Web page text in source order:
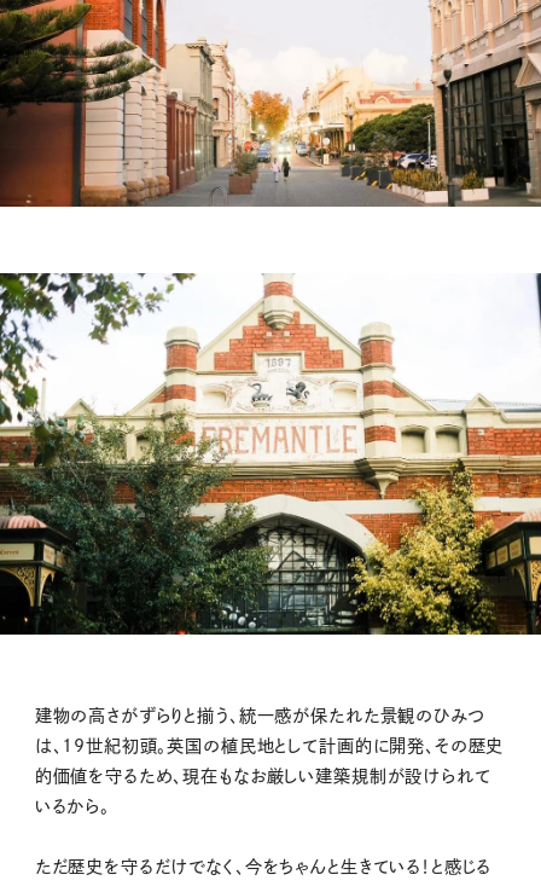
建物の高さがずらりと揃う、統一感が保たれた景観のひみつ
は、19世紀初頭。英国の植民地として計画的に開発、その歴史
的価値を守るため、現在もなお厳しい建築規制が設けられて
いるから。
ただ歴史を守るだけでなく、今をちゃんと生きている！と感じる